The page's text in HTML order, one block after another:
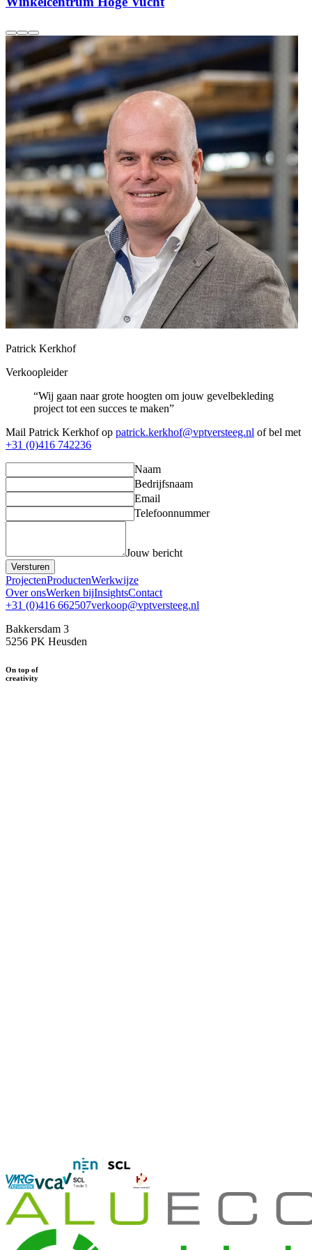
Patrick Kerkhof
Verkoopleider
“Wij gaan naar grote hoogten om jouw gevelbekleding
project tot een succes te maken”
Mail Patrick Kerkhof op patrick.kerkhof@vptversteeg.nl of bel met
+31 (0)416 742236
Naam
Bedrijfsnaam
Email
Telefoonnummer
Jouw bericht
Versturen
ProjectenProductenWerkwijze
Over onsWerken bijInsightsContact
+31 (0)416 662507verkoop@vptversteeg.nl
Bakkersdam 3
5256 PK Heusden
On top of
creativity